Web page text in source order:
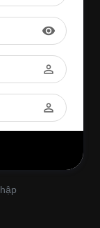
visibility
perm_identity
perm_identity